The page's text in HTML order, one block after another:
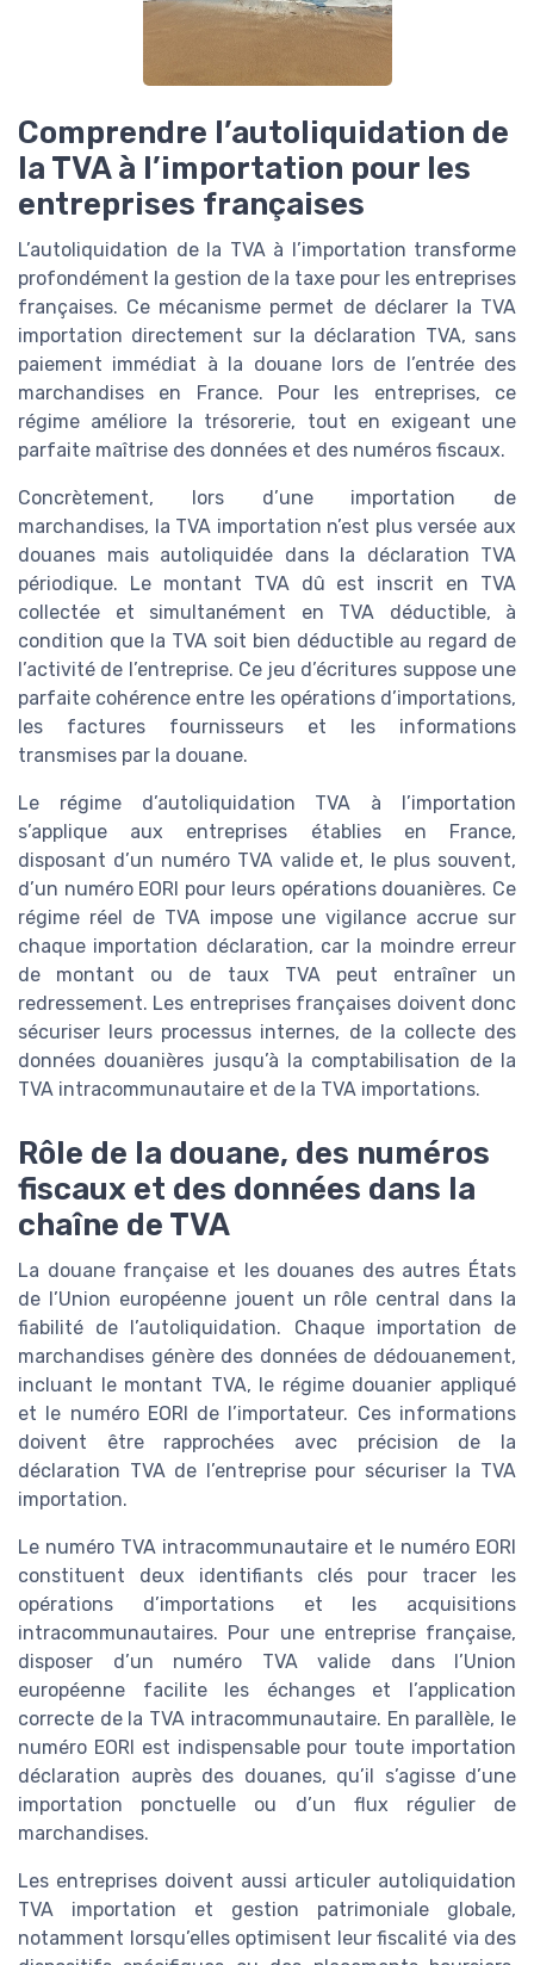
Comprendre l’autoliquidation de
la TVA à l’importation pour les
entreprises françaises
L’autoliquidation de la TVA à l’importation transforme
profondément la gestion de la taxe pour les entreprises
françaises. Ce mécanisme permet de déclarer la TVA
importation directement sur la déclaration TVA, sans
paiement immédiat à la douane lors de l’entrée des
marchandises en France. Pour les entreprises, ce
régime améliore la trésorerie, tout en exigeant une
parfaite maîtrise des données et des numéros fiscaux.
Concrètement, lors d’une importation de
marchandises, la TVA importation n’est plus versée aux
douanes mais autoliquidée dans la déclaration TVA
périodique. Le montant TVA dû est inscrit en TVA
collectée et simultanément en TVA déductible, à
condition que la TVA soit bien déductible au regard de
l’activité de l’entreprise. Ce jeu d’écritures suppose une
parfaite cohérence entre les opérations d’importations,
les factures fournisseurs et les informations
transmises par la douane.
Le régime d’autoliquidation TVA à l’importation
s’applique aux entreprises établies en France,
disposant d’un numéro TVA valide et, le plus souvent,
d’un numéro EORI pour leurs opérations douanières. Ce
régime réel de TVA impose une vigilance accrue sur
chaque importation déclaration, car la moindre erreur
de montant ou de taux TVA peut entraîner un
redressement. Les entreprises françaises doivent donc
sécuriser leurs processus internes, de la collecte des
données douanières jusqu’à la comptabilisation de la
TVA intracommunautaire et de la TVA importations.
Rôle de la douane, des numéros
fiscaux et des données dans la
chaîne de TVA
La douane française et les douanes des autres États
de l’Union européenne jouent un rôle central dans la
fiabilité de l’autoliquidation. Chaque importation de
marchandises génère des données de dédouanement,
incluant le montant TVA, le régime douanier appliqué
et le numéro EORI de l’importateur. Ces informations
doivent être rapprochées avec précision de la
déclaration TVA de l’entreprise pour sécuriser la TVA
importation.
Le numéro TVA intracommunautaire et le numéro EORI
constituent deux identifiants clés pour tracer les
opérations d’importations et les acquisitions
intracommunautaires. Pour une entreprise française,
disposer d’un numéro TVA valide dans l’Union
européenne facilite les échanges et l’application
correcte de la TVA intracommunautaire. En parallèle, le
numéro EORI est indispensable pour toute importation
déclaration auprès des douanes, qu’il s’agisse d’une
importation ponctuelle ou d’un flux régulier de
marchandises.
Les entreprises doivent aussi articuler autoliquidation
TVA importation et gestion patrimoniale globale,
notamment lorsqu’elles optimisent leur fiscalité via des